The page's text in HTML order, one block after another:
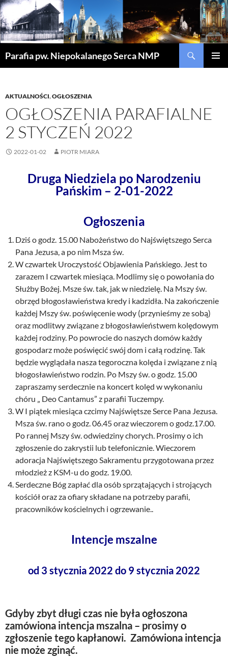
Parafia pw. Niepokalanego Serca NMP
AKTUALNOŚCI,OGŁOSZENIA
OGŁOSZENIA PARAFIALNE
2 STYCZEŃ 2022
2022-01-02 PIOTR MIARA
Druga Niedziela po Narodzeniu
Pańskim – 2-01-2022
Ogłoszenia
Dziś o godz. 15.00 Nabożeństwo do Najświętszego Serca
Pana Jezusa, a po nim Msza św.
W czwartek Uroczystość Objawienia Pańskiego. Jest to
zarazem I czwartek miesiąca. Modlimy się o powołania do
Służby Bożej. Msze św. tak, jak w niedzielę. Na Mszy św.
obrzęd błogosławieństwa kredy i kadzidła. Na zakończenie
każdej Mszy św. poświęcenie wody (przynieśmy ze sobą)
oraz modlitwy związane z błogosławieństwem kolędowym
każdej rodziny. Po powrocie do naszych domów każdy
gospodarz może poświęcić swój dom i całą rodzinę. Tak
będzie wyglądała nasza tegoroczna kolęda i związane z nią
błogosławieństwo rodzin. Po Mszy św. o godz. 15.00
zapraszamy serdecznie na koncert kolęd w wykonaniu
chóru „ Deo Cantamus” z parafii Tuczempy.
W I piątek miesiąca czcimy Najświętsze Serce Pana Jezusa.
Msza św. rano o godz. 06.45 oraz wieczorem o godz.17.00.
Po rannej Mszy św. odwiedziny chorych. Prosimy o ich
zgłoszenie do zakrystii lub telefonicznie. Wieczorem
adoracja Najświętszego Sakramentu przygotowana przez
młodzież z KSM-u do godz. 19.00.
Serdeczne Bóg zapłać dla osób sprzątających i strojących
kościół oraz za ofiary składane na potrzeby parafii,
pracowników kościelnych i ogrzewanie..
Intencje mszalne
od 3 stycznia 2022 do 9 stycznia 2022
Gdyby zbyt długi czas nie była ogłoszona
zamówiona intencja mszalna – prosimy o
zgłoszenie tego kapłanowi. Zamówiona intencja
nie może zginąć.